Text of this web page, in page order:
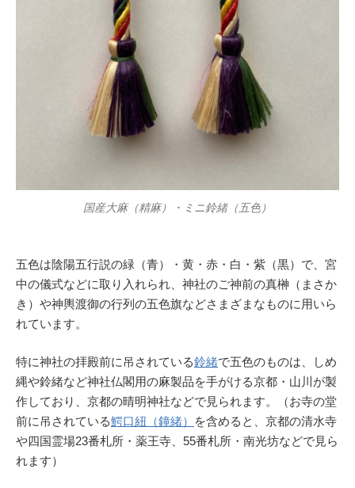
国産大麻（精麻）・ミニ鈴緒（五色）
五色は陰陽五行説の緑（青）・黄・赤・白・紫（黒）で、宮
中の儀式などに取り入れられ、神社のご神前の真榊（まさか
き）や神輿渡御の行列の五色旗などさまざまなものに用いら
れています。
特に神社の拝殿前に吊されている鈴緒で五色のものは、しめ
縄や鈴緒など神社仏閣用の麻製品を手がける京都・山川が製
作しており、京都の晴明神社などで見られます。（お寺の堂
前に吊されている鰐口紐（鐘緒）
を含めると、京都の清水寺
や四国霊場23番札所・薬王寺、55番札所・南光坊などで見ら
れます）